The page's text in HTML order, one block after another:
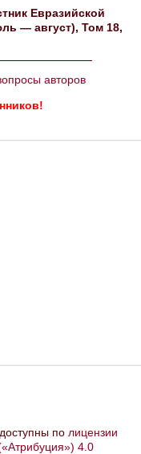
Евразийской
— август), Том 18,
авторов
по лицензии
4.0